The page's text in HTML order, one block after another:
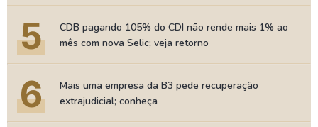
5
CDB pagando 105% do CDI não rende mais 1% ao
mês com nova Selic; veja retorno
6
Mais uma empresa da B3 pede recuperação
extrajudicial; conheça